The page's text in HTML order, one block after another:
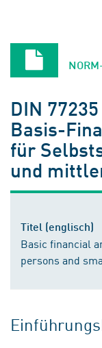
DIN 77235
Basis-
für
und
Titel (englisch)
Basic financial
persons and